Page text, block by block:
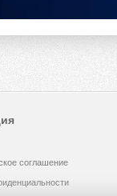
соглашение